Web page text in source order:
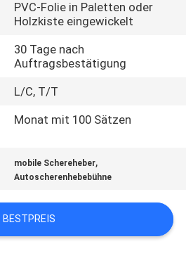
PVC-Folie in Paletten oder
Holzkiste eingewickelt
30 Tage nach
Auftragsbestätigung
L/C, T/T
Monat mit 100 Sätzen
mobile Schereheber,
Autoscherenhebebühne
BESTPREIS